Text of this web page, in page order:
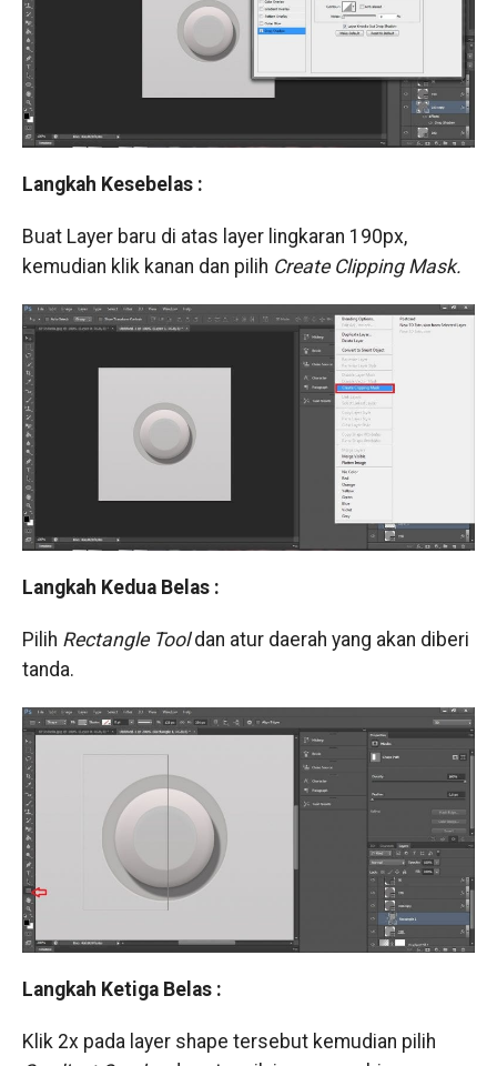
Langkah Kesebelas :
Buat Layer baru di atas layer lingkaran 190px,
kemudian klik kanan dan pilih Create Clipping Mask.
Langkah Kedua Belas :
Pilih Rectangle Tooldan atur daerah yang akan diberi
tanda.
Langkah Ketiga Belas :
Klik 2x pada layer shape tersebut kemudian pilih